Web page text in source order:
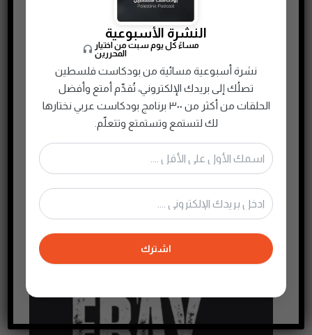
الحلقة الأولى: استكشاف شركة اي باي
النشرة الأسبوعية
مساءً كل يوم سبت من اختيار
المحررين
نشرة أسبوعية مسائية من بودكاست فلسطين
تصلُك إلى بريدك الإلكتروني، تُقدِّم أمتع وأفضل
الحلقات من أكثر من ٣٠٠ برنامج بودكاست عربي نختارها
لك لتستمع وتستمتع وتتعلّم.
اشترك